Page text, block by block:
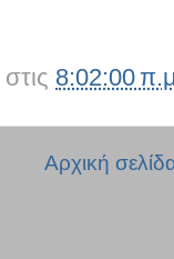
στις 8:02:00
Αρχική